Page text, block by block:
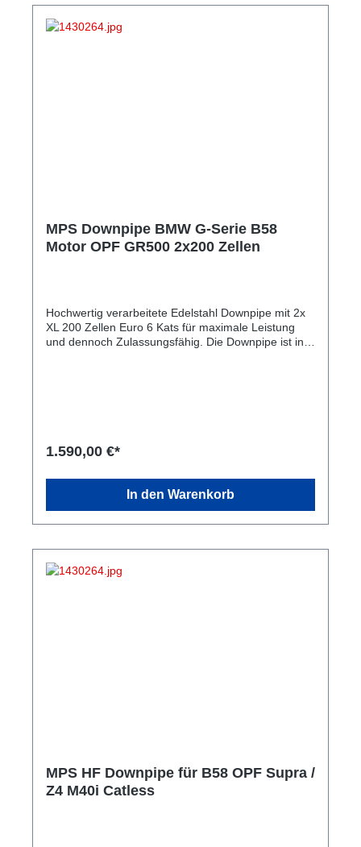
MPS Downpipe BMW G-Serie B58
Motor OPF GR500 2x200 Zellen
Hochwertig verarbeitete Edelstahl Downpipe mit 2x
XL 200 Zellen Euro 6 Kats für maximale Leistung
und dennoch Zulassungsfähig. Die Downpipe ist in
Turbolader hochwertiges Flexstück 100%
Verbindung mit unseren GR500 Tuningpaket
1.590,00 €*
In den Warenkorb
MPS HF Downpipe für B58 OPF Supra /
Z4 M40i Catless